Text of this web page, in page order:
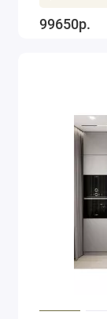
99650р.